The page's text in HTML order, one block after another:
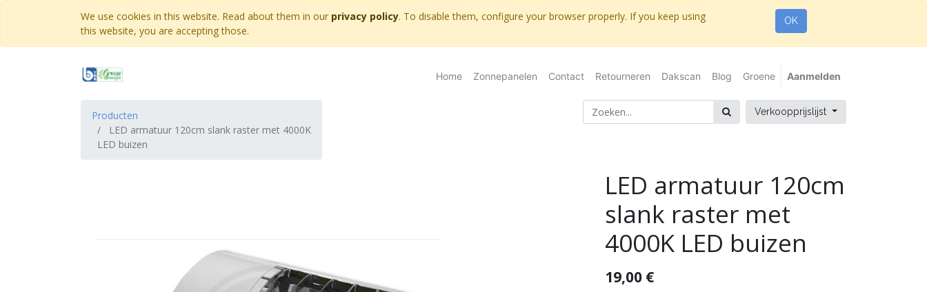
We use cookies in this website. Read about them in our privacy policy. To disable them, configure your browser properly. If you keep using
this website, you are accepting those.
OK
Home Zonnepanelen Contact Retourneren Dakscan Blog Groene Aanmelden
Producten
LED armatuur 120cm slank raster met 4000K
LED buizen
Verkoopprijslijst
LED armatuur 120cm
slank raster met
4000K LED buizen
19,00 €